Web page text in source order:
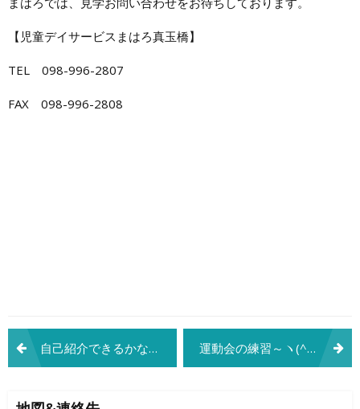
【児童デイサービスまはろ真玉橋】
TEL 098-996-2807
FAX 098-996-2808
投
稿
自己紹介できるかな(^^♪ 運動会の練習～ヽ(^o^)丿